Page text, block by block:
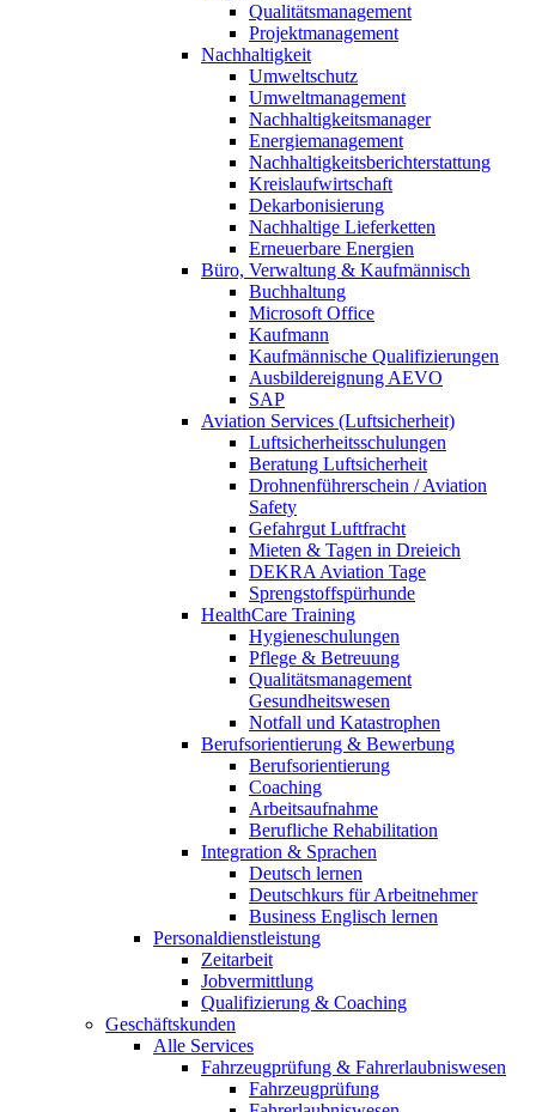
Qualitätsmanagement
Projektmanagement
Nachhaltigkeit
Umweltschutz
Umweltmanagement
Nachhaltigkeitsmanager
Energiemanagement
Nachhaltigkeitsberichterstattung
Kreislaufwirtschaft
Dekarbonisierung
Nachhaltige Lieferketten
Erneuerbare Energien
Büro, Verwaltung & Kaufmännisch
Buchhaltung
Microsoft Office
Kaufmann
Kaufmännische Qualifizierungen
Ausbildereignung AEVO
SAP
Aviation Services (Luftsicherheit)
Luftsicherheitsschulungen
Beratung Luftsicherheit
Drohnenführerschein / Aviation
Safety
Gefahrgut Luftfracht
Mieten & Tagen in Dreieich
DEKRA Aviation Tage
Sprengstoffspürhunde
HealthCare Training
Hygieneschulungen
Pflege & Betreuung
Qualitätsmanagement
Gesundheitswesen
Notfall und Katastrophen
Berufsorientierung & Bewerbung
Berufsorientierung
Coaching
Arbeitsaufnahme
Berufliche Rehabilitation
Integration & Sprachen
Deutsch lernen
Deutschkurs für Arbeitnehmer
Business Englisch lernen
Personaldienstleistung
Zeitarbeit
Jobvermittlung
Qualifizierung & Coaching
Geschäftskunden
Alle Services
Fahrzeugprüfung & Fahrerlaubniswesen
Fahrzeugprüfung